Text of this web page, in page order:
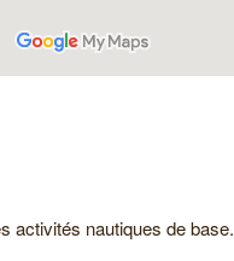
activités nautiques de base.